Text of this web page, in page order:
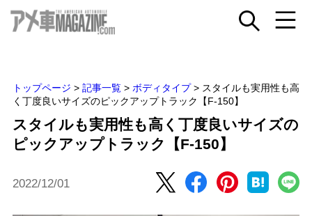
トップページ > 記事一覧 > ボディタイプ > スタイルも実用性も高
く丁度良いサイズのピックアップトラック【F-150】
スタイルも実用性も高く丁度良いサイズの
ピックアップトラック【F-150】
2022/12/01